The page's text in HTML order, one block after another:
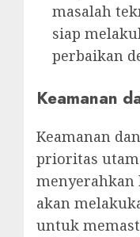
masalah
siap
perbaikan
Keamanan
Keamanan
prioritas
menyerahkan
akan
untuk